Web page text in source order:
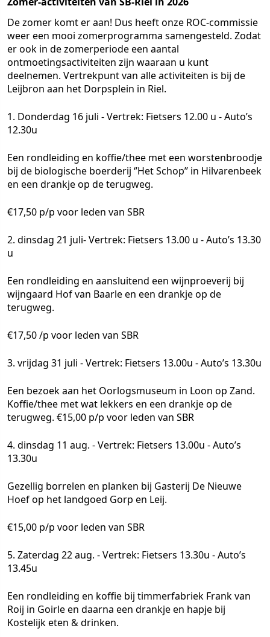
De zomer komt er aan! Dus heeft onze ROC-commissie
weer een mooi zomerprogramma samengesteld. Zodat
er ook in de zomerperiode een aantal
ontmoetingsactiviteiten zijn waaraan u kunt
deelnemen. Vertrekpunt van alle activiteiten is bij de
Leijbron aan het Dorpsplein in Riel.
1. Donderdag 16 juli - Vertrek: Fietsers 12.00 u - Auto’s
12.30u
Een rondleiding en koffie/thee met een worstenbroodje
bij de biologische boerderij ‘’Het Schop’’ in Hilvarenbeek
en een drankje op de terugweg.
€17,50 p/p voor leden van SBR
2. dinsdag 21 juli- Vertrek: Fietsers 13.00 u - Auto’s 13.30
u
Een rondleiding en aansluitend een wijnproeverij bij
wijngaard Hof van Baarle en een drankje op de
terugweg.
€17,50 /p voor leden van SBR
3. vrijdag 31 juli - Vertrek: Fietsers 13.00u - Auto’s 13.30u
Een bezoek aan het Oorlogsmuseum in Loon op Zand.
Koffie/thee met wat lekkers en een drankje op de
terugweg. €15,00 p/p voor leden van SBR
4. dinsdag 11 aug. - Vertrek: Fietsers 13.00u - Auto’s
13.30u
Gezellig borrelen en planken bij Gasterij De Nieuwe
Hoef op het landgoed Gorp en Leij.
€15,00 p/p voor leden van SBR
5. Zaterdag 22 aug. - Vertrek: Fietsers 13.30u - Auto’s
13.45u
Een rondleiding en koffie bij timmerfabriek Frank van
Roij in Goirle en daarna een drankje en hapje bij
Kostelijk eten & drinken.